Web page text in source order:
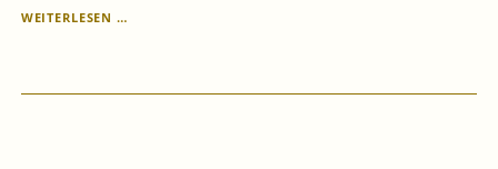
WEITERLESEN …KONJUNKTUR
SCHWÄCHEPHASE